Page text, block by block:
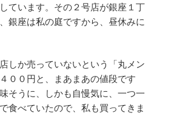
ています。その２号店が銀座１丁
銀座は私の庭ですから、昼休みに
しか売っていないという「丸メン
００円と、まあまあの値段です
そうに、しかも自慢気に、一つ一
食べていたので、私も買ってきま